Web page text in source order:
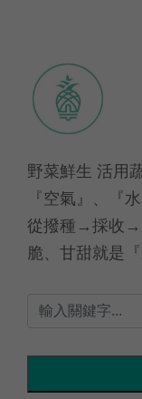
野菜鮮生 活用
『空氣』、『
從撥種→採收→
脆、甘甜就是